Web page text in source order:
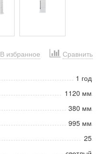
В избранное Сравнить
1 год
1120 мм
380 мм
995 мм
25